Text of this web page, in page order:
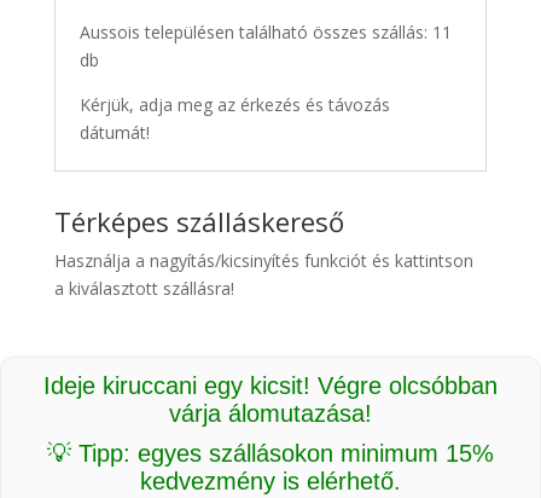
Aussois településen található összes szállás: 11
db
Kérjük, adja meg az érkezés és távozás
dátumát!
Térképes szálláskereső
Használja a nagyítás/kicsinyítés funkciót és kattintson
a kiválasztott szállásra!
Ideje kiruccani egy kicsit! Végre olcsóbban
várja álomutazása!
💡 Tipp: egyes szállásokon minimum 15%
kedvezmény is elérhető.